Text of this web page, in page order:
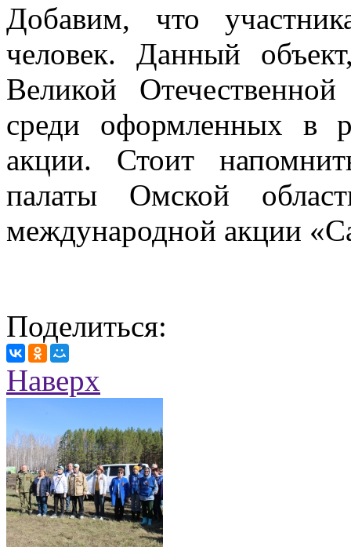
Добавим, что
человек. Данный
Великой
среди оформленных в
акции. Стоит
палаты Омской
международной акции
Поделиться:
Наверх